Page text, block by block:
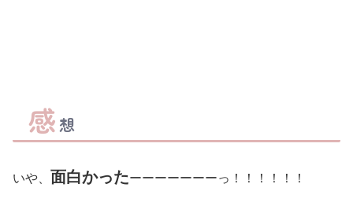
感想
いや、 面白かったーーーーーーーっ！！！！！！